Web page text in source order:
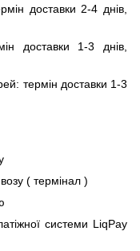
доставки 2-4 днів,
доставки 1-3 днів,
термін доставки 1-3
( термінал )
системи LiqPay